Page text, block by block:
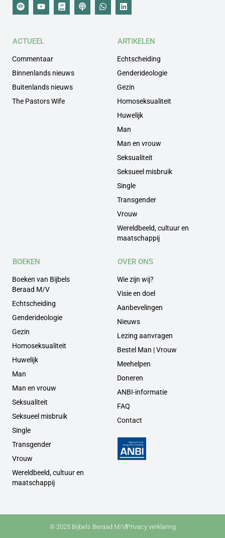
ACTUEEL
Commentaar
Binnenlands nieuws
Buitenlands nieuws
The Pastors Wife
ARTIKELEN
Echtscheiding
Genderideologie
Gezin
Homoseksualiteit
Huwelijk
Man
Man en vrouw
Seksualiteit
Seksueel misbruik
Single
Transgender
Vrouw
Wereldbeeld, cultuur en
maatschappij
BOEKEN
Boeken van Bijbels
Beraad M/V
Echtscheiding
Genderideologie
Gezin
Homoseksualiteit
Huwelijk
Man
Man en vrouw
Seksualiteit
Seksueel misbruik
Single
Transgender
Vrouw
Wereldbeeld, cultuur en
maatschappij
OVER ONS
Wie zijn wij?
Visie en doel
Aanbevelingen
Nieuws
Lezing aanvragen
Bestel Man | Vrouw
Meehelpen
Doneren
ANBI-informatie
FAQ
Contact
© 2025 Bijbels Beraad M/VPrivacy verklaring